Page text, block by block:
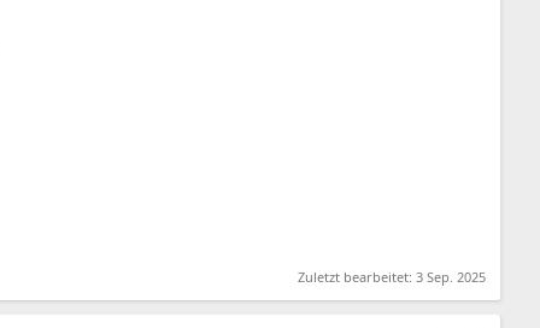
Zuletzt bearbeitet: 3 Sep. 2025